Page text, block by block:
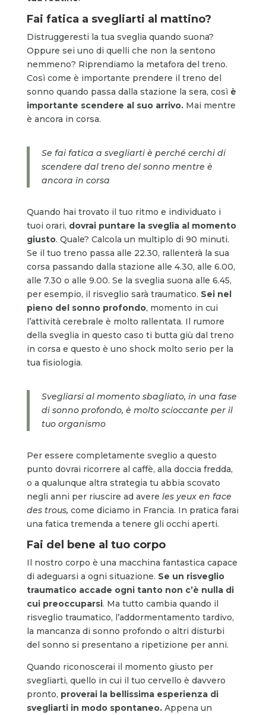
Fai fatica a svegliarti al mattino?
Distruggeresti la tua sveglia quando suona?
Oppure sei uno di quelli che non la sentono
nemmeno? Riprendiamo la metafora del treno.
Così come è importante prendere il treno del
sonno quando passa dalla stazione la sera, così è
importante scendere al suo arrivo. Mai mentre
è ancora in corsa.
Se fai fatica a svegliarti è perché cerchi di
scendere dal treno del sonno mentre è
ancora in corsa
Quando hai trovato il tuo ritmo e individuato i
tuoi orari, dovrai puntare la sveglia al momento
giusto. Quale? Calcola un multiplo di 90 minuti.
Se il tuo treno passa alle 22.30, rallenterà la sua
corsa passando dalla stazione alle 4.30, alle 6.00,
alle 7.30 o alle 9.00. Se la sveglia suona alle 6.45,
per esempio, il risveglio sarà traumatico. Sei nel
pieno del sonno profondo, momento in cui
l’attività cerebrale è molto rallentata. Il rumore
della sveglia in questo caso ti butta giù dal treno
in corsa e questo è uno shock molto serio per la
tua fisiologia.
Svegliarsi al momento sbagliato, in una fase
di sonno profondo, è molto scioccante per il
tuo organismo
Per essere completamente sveglio a questo
punto dovrai ricorrere al caffè, alla doccia fredda,
o a qualunque altra strategia tu abbia scovato
negli anni per riuscire ad avere les yeux en face
des trous, come diciamo in Francia. In pratica farai
una fatica tremenda a tenere gli occhi aperti.
Fai del bene al tuo corpo
Il nostro corpo è una macchina fantastica capace
di adeguarsi a ogni situazione. Se un risveglio
traumatico accade ogni tanto non c’è nulla di
cui preoccuparsi. Ma tutto cambia quando il
risveglio traumatico, l’addormentamento tardivo,
la mancanza di sonno profondo o altri disturbi
del sonno si presentano a ripetizione per anni.
Quando riconoscerai il momento giusto per
svegliarti, quello in cui il tuo cervello è davvero
pronto, proverai la bellissima esperienza di
svegliarti in modo spontaneo. Appena un